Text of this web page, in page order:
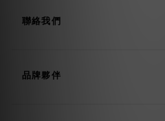
聯絡我們
品牌夥伴